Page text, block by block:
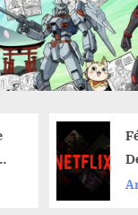
Février 2026 :
Découvrez les
nouveautés
Netflix et leurs
Anime-Manga